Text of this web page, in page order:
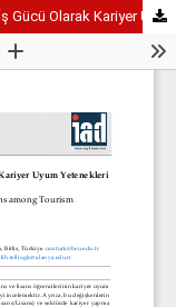
Turizm Öğrencilerinin Geleceğin Potansiyel İş Gücü Olarak Kariyer Uyum Yetenekleri ve Olumlu Gelecek Beklentilerini İncelenmesi